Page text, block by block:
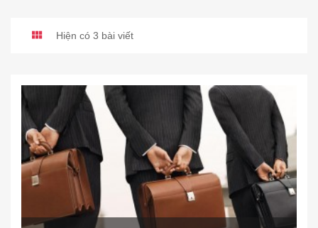
Hiện có 3 bài viết